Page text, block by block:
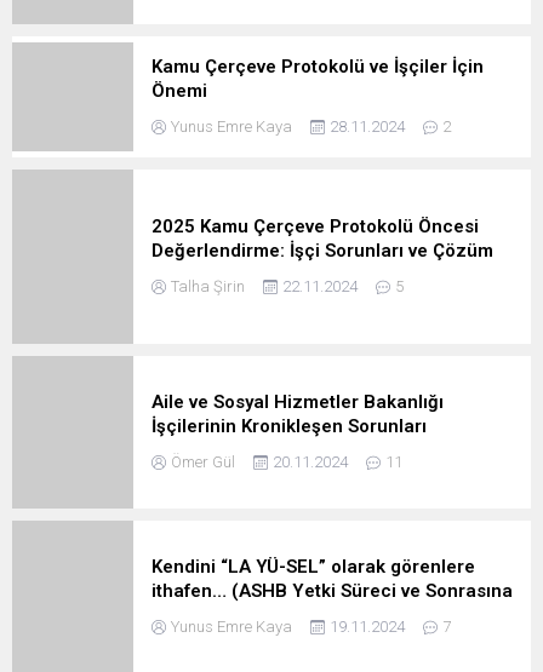
Kamu Çerçeve Protokolü ve İşçiler İçin
Önemi
Yunus Emre Kaya 28.11.2024 2
2025 Kamu Çerçeve Protokolü Öncesi
Değerlendirme: İşçi Sorunları ve Çözüm
Beklentileri
Talha Şirin 22.11.2024 5
Aile ve Sosyal Hizmetler Bakanlığı
İşçilerinin Kronikleşen Sorunları
Ömer Gül 20.11.2024 11
Kendini “LA YÜ-SEL” olarak görenlere
ithafen… (ASHB Yetki Süreci ve Sonrasına
Dair…)
Yunus Emre Kaya 19.11.2024 7